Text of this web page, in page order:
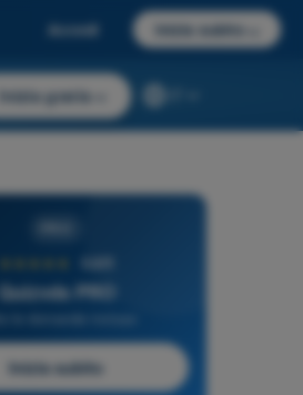
Accedi Inizia subito
Inizia gratis
4,6/5
Quizvds PRO
Inizia subito